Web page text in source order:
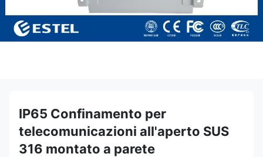
IP65 Confinamento per
telecomunicazioni all'aperto SUS
316 montato a parete